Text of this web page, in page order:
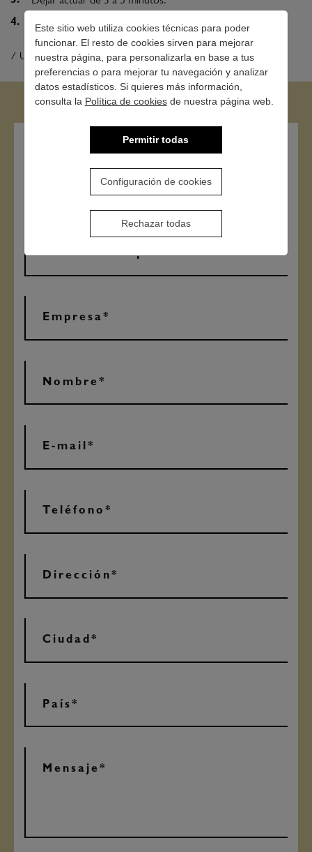
Este sitio web utiliza cookies técnicas para poder
funcionar. El resto de cookies sirven para mejorar
nuestra página, para personalizarla en base a tus
preferencias o para mejorar tu navegación y analizar
datos estadísticos. Si quieres más información,
consulta la Política de cookiesde nuestra página web.
Permitir todas
Configuración de cookies
Rechazar todas
Aclarar con abundante agua.
/ Uso recomendado: a diario.
Contacto